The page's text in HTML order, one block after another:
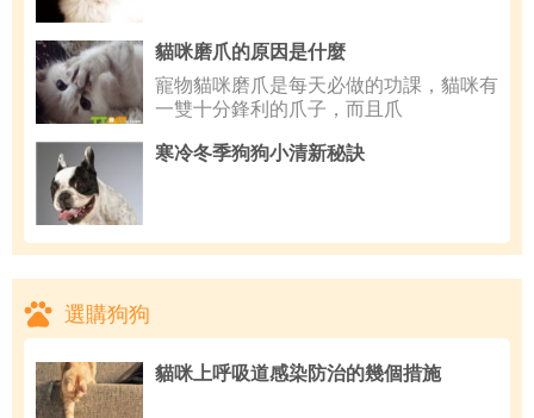
貓咪磨爪的原因是什麼
寵物貓咪磨爪是每天必做的功課，貓咪有
一雙十分鋒利的爪子，而且爪
寒冷冬季狗狗小清新秘訣
選購狗狗
貓咪上呼吸道感染防治的幾個措施